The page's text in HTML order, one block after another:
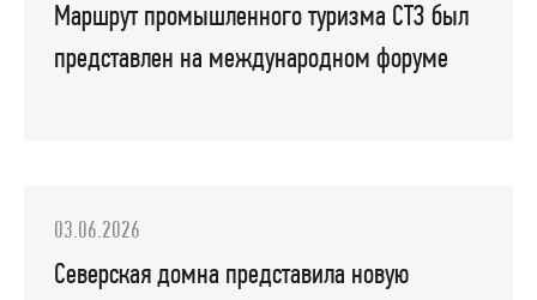
Маршрут промышленного туризма СТЗ был
представлен на международном форуме
03.06.2026
Северская домна представила новую